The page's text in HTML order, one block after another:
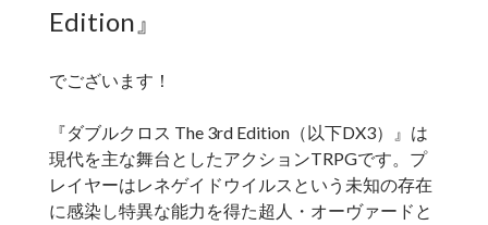
Edition』
でございます！
『ダブルクロス The 3rd Edition（以下DX3）』は
現代を主な舞台としたアクションTRPGです。プ
レイヤーはレネゲイドウイルスという未知の存在
に感染し特異な能力を得た超人・オーヴァードと